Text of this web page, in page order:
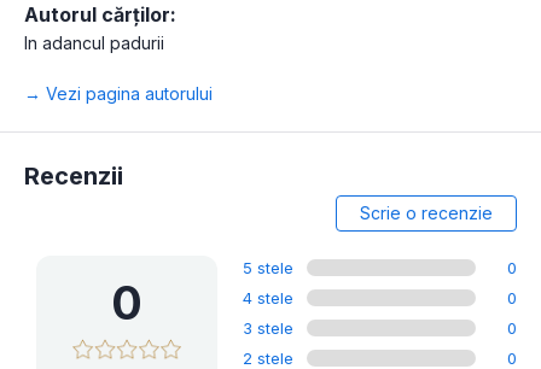
Autorul cărților:
In adancul padurii
→ Vezi pagina autorului
Recenzii
Scrie o recenzie
0
5 stele
0
4 stele
0
3 stele
0
2 stele
0